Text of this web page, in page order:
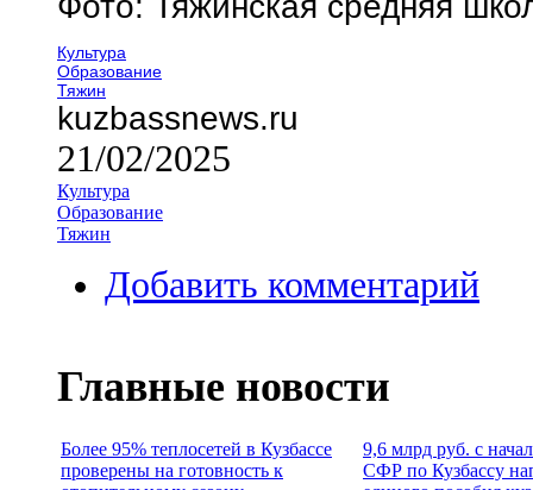
Культура
Образование
Тяжин
kuzbassnews.ru
21/02/2025
Культура
Образование
Тяжин
Добавить комментарий
Главные новости
Более 95% теплосетей в Кузбассе
проверены на готовность к
9,6 млрд руб. с
СФР по Кузбассу